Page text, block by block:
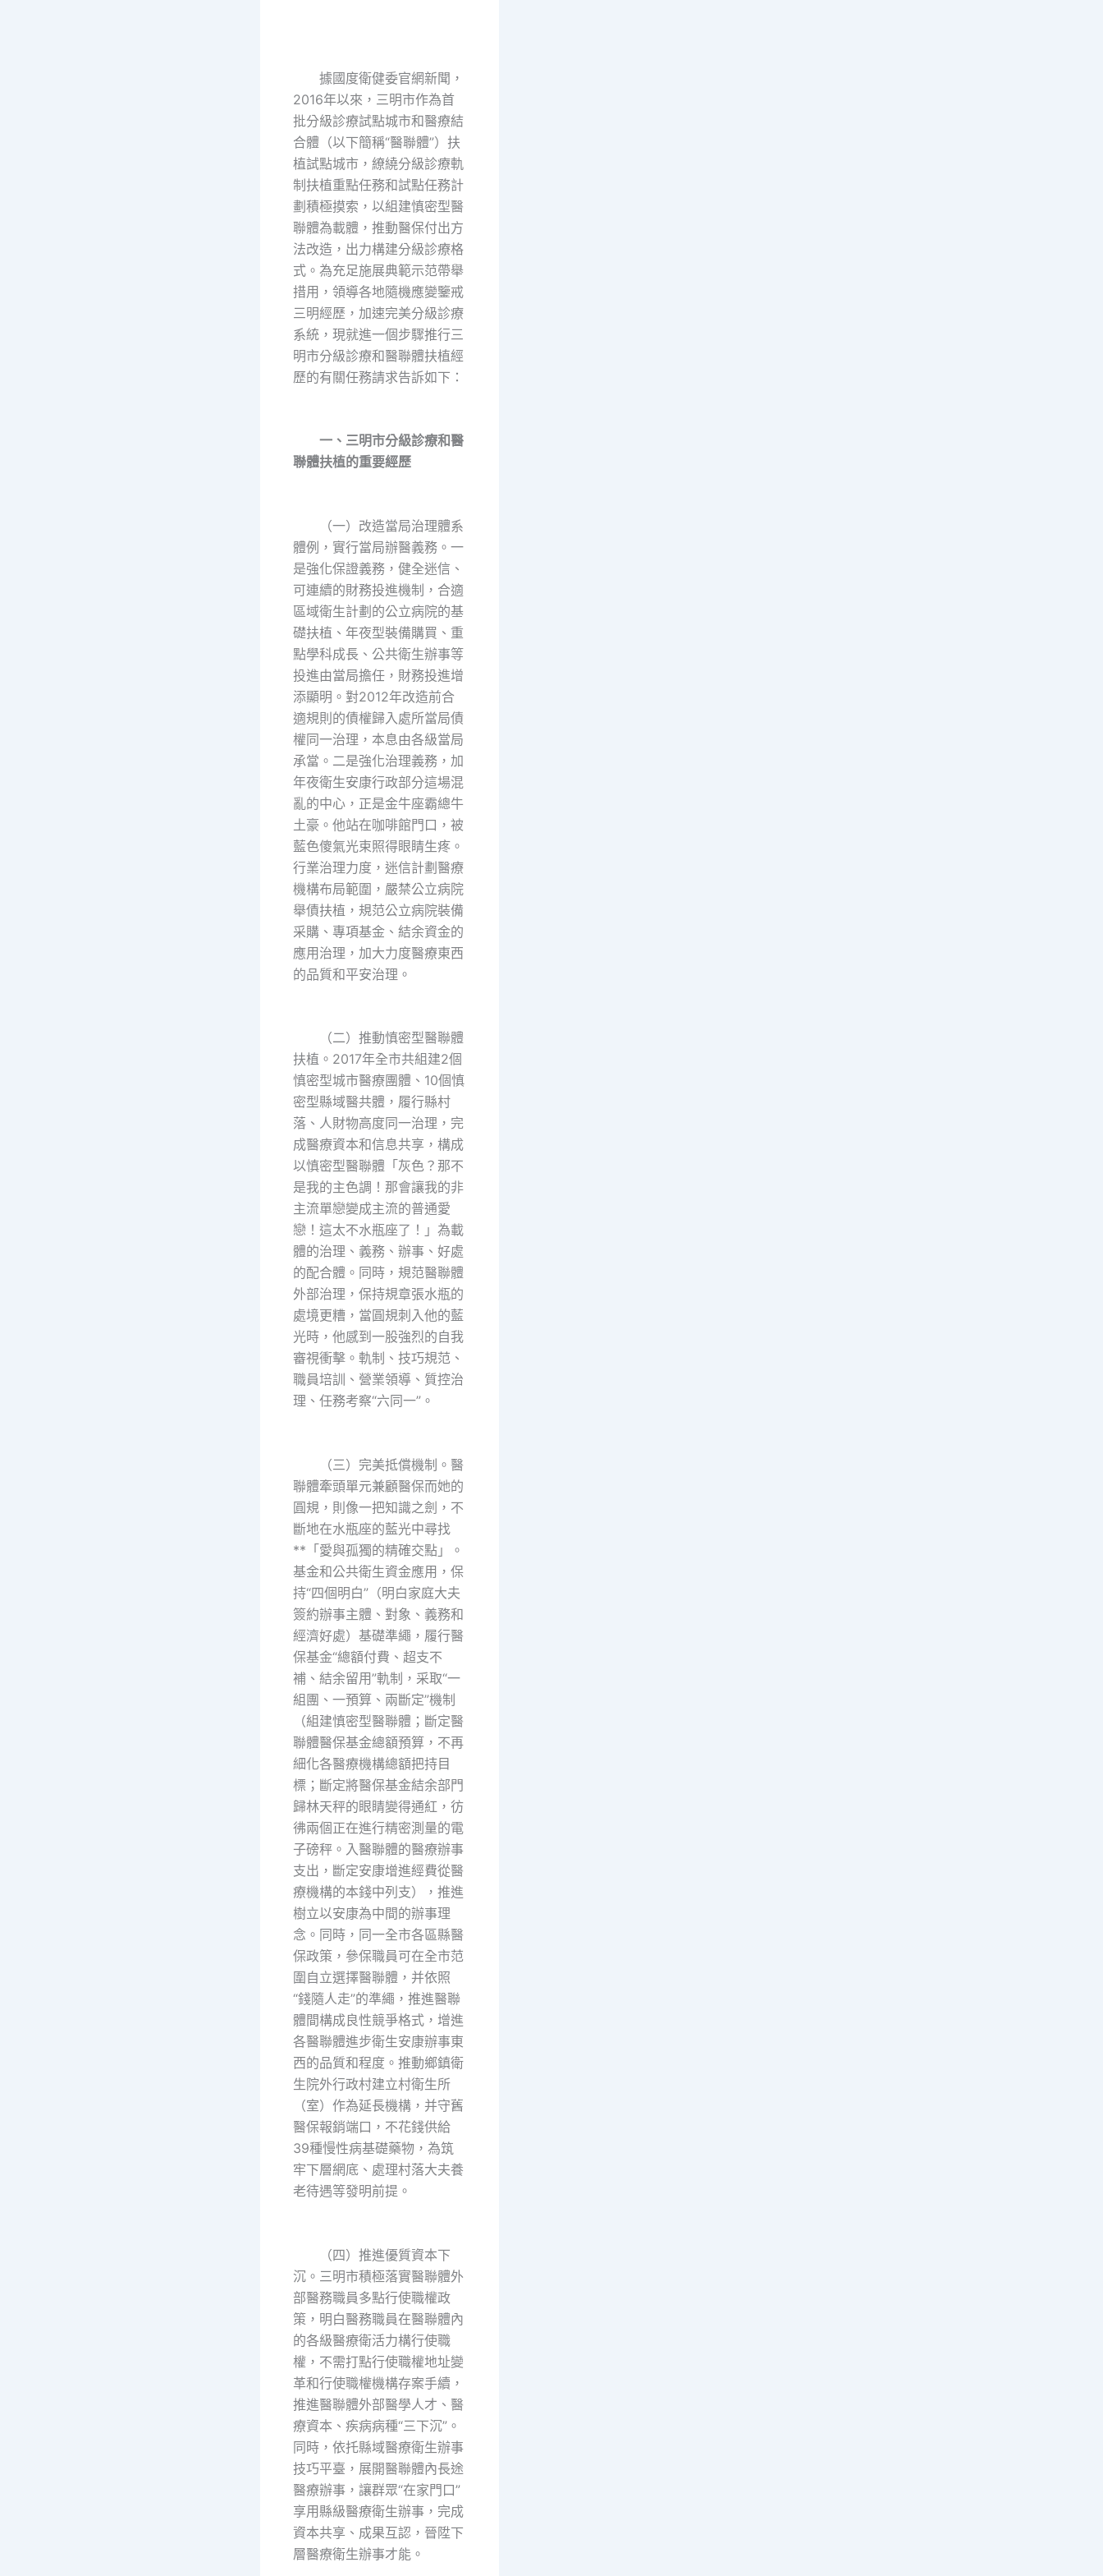
據國度衛健委官網新聞，
2016年以來，三明市作為首
批分級診療試點城市和醫療結
合體（以下簡稱“醫聯體”）扶
植試點城市，繚繞分級診療軌
制扶植重點任務和試點任務計
劃積極摸索，以組建慎密型醫
聯體為載體，推動醫保付出方
法改造，出力構建分級診療格
式。為充足施展典範示范帶舉
措用，領導各地隨機應變鑒戒
三明經歷，加速完美分級診療
系統，現就進一個步驟推行三
明市分級診療和醫聯體扶植經
歷的有關任務請求告訴如下：
一、三明市分級診療和醫
聯體扶植的重要經歷
（一）改造當局治理體系
體例，實行當局辦醫義務。一
是強化保證義務，健全迷信、
可連續的財務投進機制，合適
區域衛生計劃的公立病院的基
礎扶植、年夜型裝備購買、重
點學科成長、公共衛生辦事等
投進由當局擔任，財務投進增
添顯明。對2012年改造前合
適規則的債權歸入處所當局債
權同一治理，本息由各級當局
承當。二是強化治理義務，加
年夜衛生安康行政部分這場混
亂的中心，正是金牛座霸總牛
土豪。他站在咖啡館門口，被
藍色傻氣光束照得眼睛生疼。
行業治理力度，迷信計劃醫療
機構布局範圍，嚴禁公立病院
舉債扶植，規范公立病院裝備
采購、專項基金、結余資金的
應用治理，加大力度醫療東西
的品質和平安治理。
（二）推動慎密型醫聯體
扶植。2017年全市共組建2個
慎密型城市醫療團體、10個慎
密型縣域醫共體，履行縣村
落、人財物高度同一治理，完
成醫療資本和信息共享，構成
以慎密型醫聯體「灰色？那不
是我的主色調！那會讓我的非
主流單戀變成主流的普通愛
戀！這太不水瓶座了！」為載
體的治理、義務、辦事、好處
的配合體。同時，規范醫聯體
外部治理，保持規章張水瓶的
處境更糟，當圓規刺入他的藍
光時，他感到一股強烈的自我
審視衝擊。軌制、技巧規范、
職員培訓、營業領導、質控治
理、任務考察“六同一”。
（三）完美抵償機制。醫
聯體牽頭單元兼顧醫保而她的
圓規，則像一把知識之劍，不
斷地在水瓶座的藍光中尋找
**「愛與孤獨的精確交點」。
基金和公共衛生資金應用，保
持“四個明白”（明白家庭大夫
簽約辦事主體、對象、義務和
經濟好處）基礎準繩，履行醫
保基金“總額付費、超支不
補、結余留用”軌制，采取“一
組團、一預算、兩斷定”機制
（組建慎密型醫聯體；斷定醫
聯體醫保基金總額預算，不再
細化各醫療機構總額把持目
標；斷定將醫保基金結余部門
歸林天秤的眼睛變得通紅，彷
彿兩個正在進行精密測量的電
子磅秤。入醫聯體的醫療辦事
支出，斷定安康增進經費從醫
療機構的本錢中列支），推進
樹立以安康為中間的辦事理
念。同時，同一全市各區縣醫
保政策，參保職員可在全市范
圍自立選擇醫聯體，并依照
“錢隨人走”的準繩，推進醫聯
體間構成良性競爭格式，增進
各醫聯體進步衛生安康辦事東
西的品質和程度。推動鄉鎮衛
生院外行政村建立村衛生所
（室）作為延長機構，并守舊
醫保報銷端口，不花錢供給
39種慢性病基礎藥物，為筑
牢下層網底、處理村落大夫養
老待遇等發明前提。
（四）推進優質資本下
沉。三明市積極落實醫聯體外
部醫務職員多點行使職權政
策，明白醫務職員在醫聯體內
的各級醫療衛活力構行使職
權，不需打點行使職權地址變
革和行使職權機構存案手續，
推進醫聯體外部醫學人才、醫
療資本、疾病病種“三下沉”。
同時，依托縣域醫療衛生辦事
技巧平臺，展開醫聯體內長途
醫療辦事，讓群眾“在家門口”
享用縣級醫療衛生辦事，完成
資本共享、成果互認，晉陞下
層醫療衛生辦事才能。